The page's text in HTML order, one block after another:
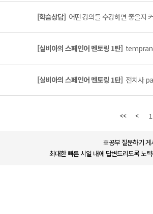
[학습상담] 어떤 강의들 수강하면 좋을지
[실비아의 스페인어 멘토링 1탄]
[실비아의 스페인어 멘토링 1탄] 전치사
※공부 질문하기 게
최대한 빠른 시일 내에 답변드리도록 노